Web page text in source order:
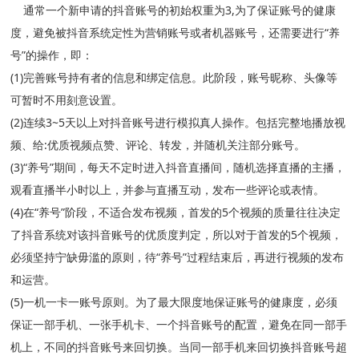
通常一个新申请的抖音账号的初始权重为3,为了保证账号的健康
度，避免被抖音系统定性为营销账号或者机器账号，还需要进行“养
号”的操作，即：
(1)完善账号持有者的信息和绑定信息。此阶段，账号昵称、头像等
可暂时不用刻意设置。
(2)连续3~5天以上对抖音账号进行模拟真人操作。包括完整地播放视
频、给:优质视频点赞、评论、转发，并随机关注部分账号。
(3)“养号”期间，每天不定时进入抖音直播间，随机选择直播的主播，
观看直播半小时以上，并参与直播互动，发布一些评论或表情。
(4)在“养号”阶段，不适合发布视频，首发的5个视频的质量往往决定
了抖音系统对该抖音账号的优质度判定，所以对于首发的5个视频，
必须坚持宁缺毋滥的原则，待“养号”过程结束后，再进行视频的发布
和运营。
(5)一机一卡一账号原则。为了最大限度地保证账号的健康度，必须
保证一部手机、一张手机卡、一个抖音账号的配置，避免在同一部手
机上，不同的抖音账号来回切换。当同一部手机来回切换抖音账号超